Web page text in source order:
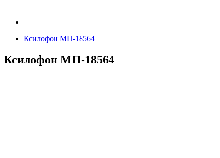
Ксилофон МП-18564
Ксилофон МП-18564